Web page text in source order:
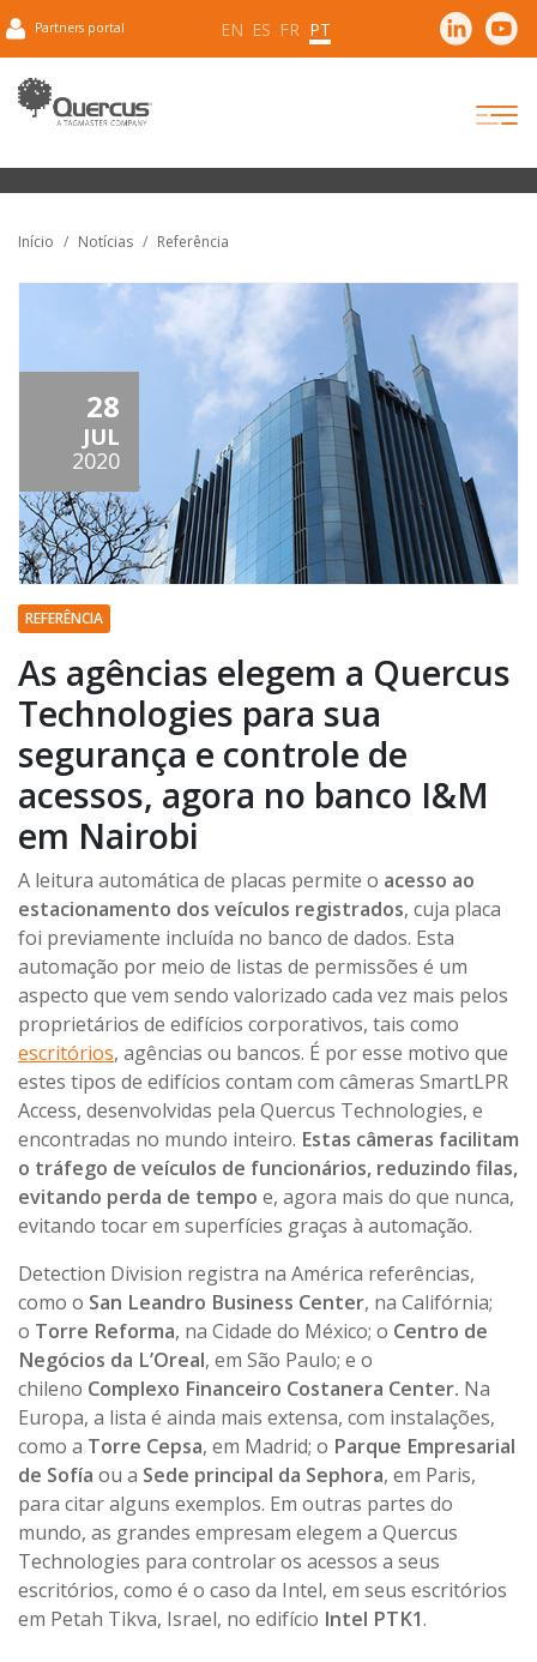
Partners portal EN ES FR PT
Início Notícias Referência
28
JUL
2020
REFERÊNCIA
As agências elegem a Quercus
Technologies para sua
segurança e controle de
acessos, agora no banco I&M
em Nairobi
A leitura automática de placas permite o acesso ao
estacionamento dos veículos registrados, cuja placa
foi previamente incluída no banco de dados. Esta
automação por meio de listas de permissões é um
aspecto que vem sendo valorizado cada vez mais pelos
proprietários de edifícios corporativos, tais como
escritórios, agências ou bancos. É por esse motivo que
estes tipos de edifícios contam com câmeras SmartLPR
Access, desenvolvidas pela Quercus Technologies, e
encontradas no mundo inteiro. Estas câmeras facilitam
o tráfego de veículos de funcionários, reduzindo filas,
evitando perda de tempo e, agora mais do que nunca,
evitando tocar em superfícies graças à automação.
Detection Division registra na América referências,
como o San Leandro Business Center, na Califórnia;
o Torre Reforma, na Cidade do México; o Centro de
Negócios da L’Oreal, em São Paulo; e o
chileno Complexo Financeiro Costanera Center. Na
Europa, a lista é ainda mais extensa, com instalações,
como a Torre Cepsa, em Madrid; o Parque Empresarial
de Sofía ou a Sede principal da Sephora, em Paris,
para citar alguns exemplos. Em outras partes do
mundo, as grandes empresam elegem a Quercus
Technologies para controlar os acessos a seus
escritórios, como é o caso da Intel, em seus escritórios
em Petah Tikva, Israel, no edifício Intel PTK1.